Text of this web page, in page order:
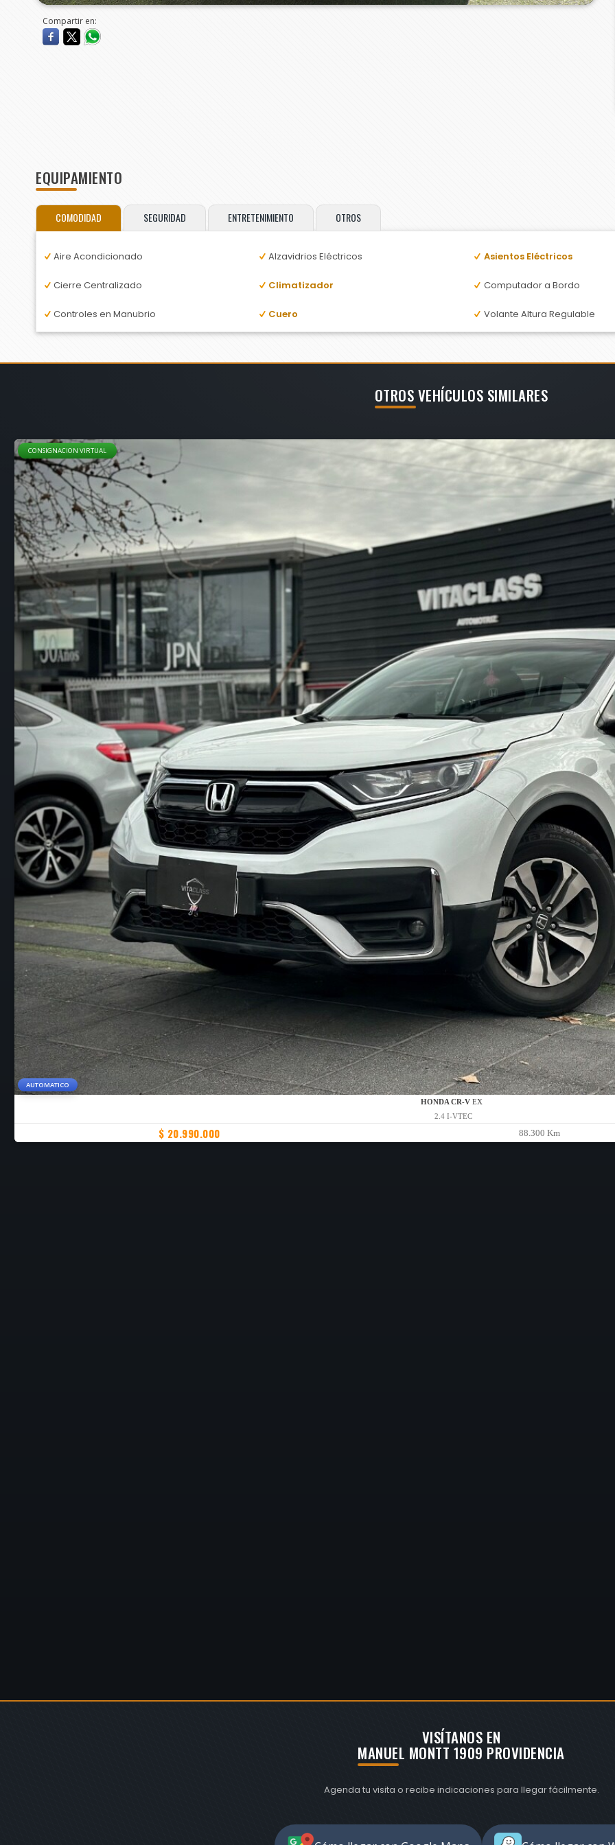
Compartir en:
EQUIPAMIENTO
COMODIDAD SEGURIDAD ENTRETENIMIENTO OTROS
Aire Acondicionado Alzavidrios Eléctricos Asientos Eléctricos
Cierre Centralizado Climatizador Computador a Bordo
Controles en Manubrio Cuero Volante Altura Regulable
OTROS VEHÍCULOS SIMILARES
CONSIGNACION VIRTUAL
AUTOMATICO
HONDA CR-V EX
2.4 I-VTEC
$ 20.990.000 88.300 Km
VISÍTANOS EN
MANUEL MONTT 1909 PROVIDENCIA
Agenda tu visita o recibe indicaciones para llegar fácilmente.